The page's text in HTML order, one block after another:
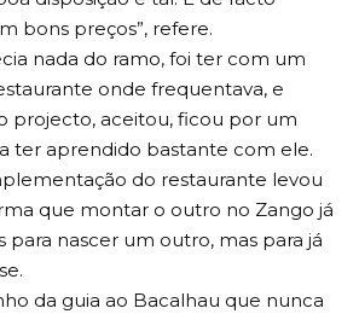
bons preços”, refere.
nada do ramo, foi ter com um
onde frequentava, e
projecto, aceitou, ficou por um
ter aprendido bastante com ele.
do restaurante levou
que montar o outro no Zango já
para nascer um outro, mas para já
da guia ao Bacalhau que nunca